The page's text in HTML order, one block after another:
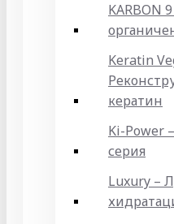
KARBON
Keratin
кератин
Ki-Power
серия
Luxury –